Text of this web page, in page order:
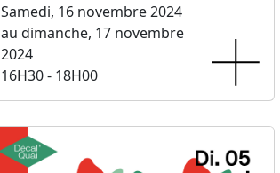
Samedi, 16 novembre 2024
au dimanche, 17 novembre
2024
16H30 - 18H00